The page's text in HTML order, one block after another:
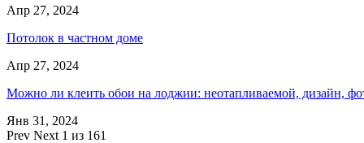
Апр 27, 2024
Потолок в частном доме
Апр 27, 2024
Можно ли клеить обои на лоджии: неотапливаемой, дизайн,
Янв 31, 2024
Prev Next 1 из 161